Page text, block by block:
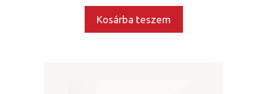
Kosárba teszem